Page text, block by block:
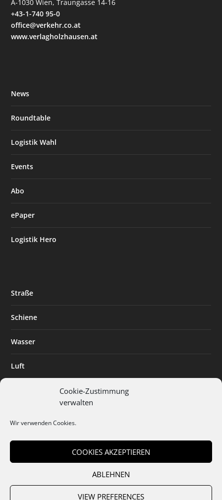
Cookie-Zustimmung
verwalten
Wir verwenden Cookies.
COOKIES AKZEPTIEREN
ABLEHNEN
VIEW PREFERENCES
A-1030 Wien, Traungasse 14-16
+43-1-740 95-0
office@verkehr.co.at
www.verlagholzhausen.at
News
Roundtable
Logistik Wahl
Events
Abo
ePaper
Logistik Hero
Straße
Schiene
Wasser
Luft
Digitalisierung
Mediadaten Cookies Datenschutz